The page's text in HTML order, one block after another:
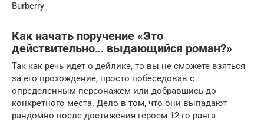
Burberry
Как начать поручение «Это
действительно… выдающийся роман?»
Так как речь идет о дейлике, то вы не сможете взяться
за его прохождение, просто побеседовав с
определенным персонажем или добравшись до
конкретного места. Дело в том, что они выпадают
рандомно после достижения героем 12-го ранга